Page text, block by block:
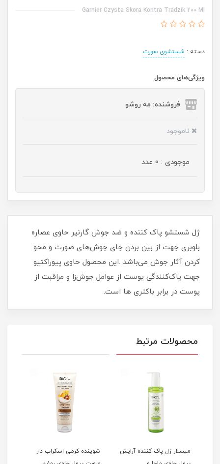
Garnier Czysta Skora Kontra Tradzik 200 Ml
دسته : شستشوی صورت
ویژگی‌های محصول
فروشنده: مه رو‌شو
ناموجود
موجودی : 0 عدد
ژل شستشو پاک کننده و ضد جوش گارنیر حاوی عصاره
بلوبری جهت از بین بردن جای جوش‌های صورت و محو
کردن آثار جوش می‌باشد .این محصول حاوی پیوراکتیو
جهت پاک‌کنندگی پوست از عوامل جوش‌زا و مراقبت از
پوست در برابر باکتری ها است.
محصولات مرتبط
میسلار ژل پاک کننده آرایش
شوینده کرمی اسکراب دار